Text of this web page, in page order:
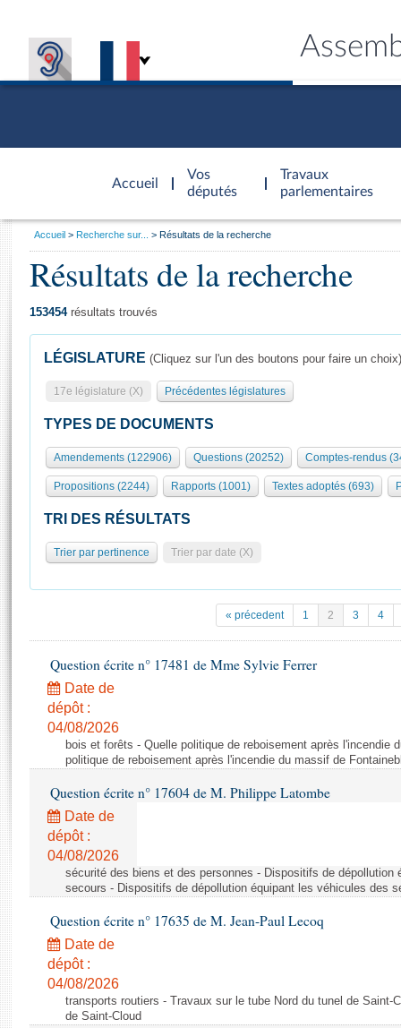
Accueil
d'accueil
Vos
députés
Travaux
parlementaires
Présidence
577 députés
Groupes politiques
Séance publique
Commissions et autres organes
Europe et International
Pétitions
Projets de loi
Propositions de loi
Amendements
Textes adoptés
Rapports législatifs
Rapports sur l'application des lois
Baromètre de l’application des lois
Dossiers législatifs
Budget et sécurité sociale
Questions écrites et orales
Comptes rendus des débats
Général
Rôle et pouvoirs de l'Assemblée
Organisation de l'Assemblée
Présidence Conférence des Présidents Bureau Collège des
Statistiques et chiffres clés
( Constitution | Règlement de l'Assemblée ... )
Histoire
Juniors
Anciennes législatures
Visiter l'Assemblée
Visite virtuelle du palais Bourbon
Assister à une séance
Contacts et plan d'accès
Photos libres de droit
Vous
Accueil Recherche sur... Résultats de la recherche
Résultats de la recherche
153454résultats trouvés
LÉGISLATURE (Cliquez sur l'un des boutons pour faire un choix)
17e législature (X) Précédentes législatures
TYPES DE DOCUMENTS
Amendements (122906) Questions (20252) Comptes-rendus
Propositions (2244) Rapports (1001) Textes adoptés (693)
TRI DES RÉSULTATS
Trier par pertinence Trier par date (X)
« précedent 1 2 3 4
Question écrite n° 17481 de Mme Sylvie Ferrer
Date de
dépôt :
04/08/2026
bois et forêts - Quelle politique de reboisement après l'incendie
politique de reboisement après l'incendie du massif de
Question écrite n° 17604 de M. Philippe Latombe
Date de
dépôt :
04/08/2026
sécurité des biens et des personnes - Dispositifs de
secours - Dispositifs de dépollution équipant les véhicules des
Question écrite n° 17635 de M. Jean-Paul Lecoq
Date de
dépôt :
04/08/2026
transports routiers - Travaux sur le tube Nord du tunel de Saint-
de Saint-Cloud